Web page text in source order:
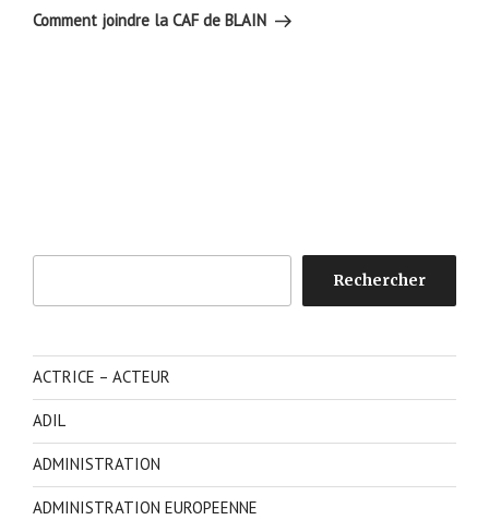
suivant
Comment joindre la CAF de BLAIN
Rechercher
ACTRICE – ACTEUR
ADIL
ADMINISTRATION
ADMINISTRATION EUROPEENNE